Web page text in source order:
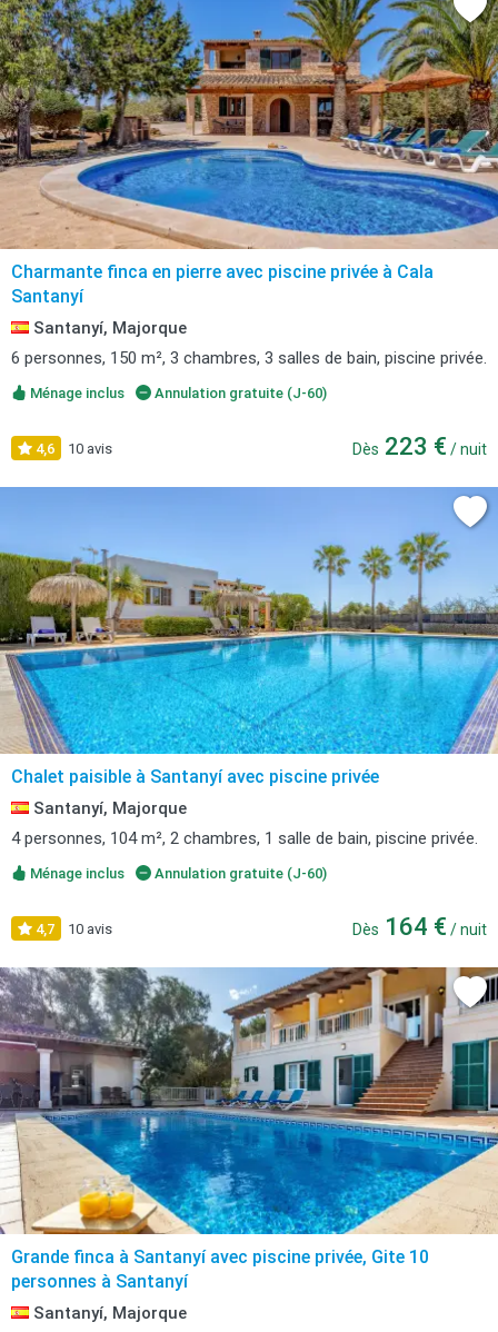
Charmante finca en pierre avec piscine privée à Cala
Santanyí
Santanyí, Majorque
6 personnes, 150 m², 3 chambres, 3 salles de bain, piscine privée.
Ménage inclus Annulation gratuite (J-60)
4,6 10 avis Dès 223 € / nuit
Chalet paisible à Santanyí avec piscine privée
Santanyí, Majorque
4 personnes, 104 m², 2 chambres, 1 salle de bain, piscine privée.
Ménage inclus Annulation gratuite (J-60)
4,7 10 avis Dès 164 € / nuit
Grande finca à Santanyí avec piscine privée, Gite 10
personnes à Santanyí
Santanyí, Majorque